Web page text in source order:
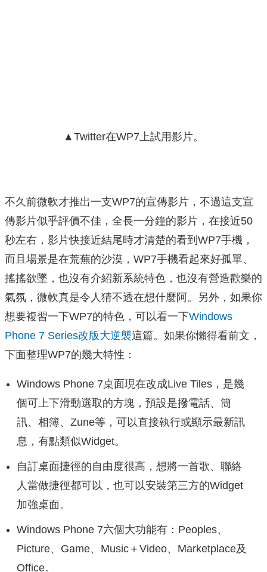
▲Twitter在WP7上試用影片。
不久前微軟才推出一支WP7的宣傳影片，不過這支宣
傳影片似乎評價不佳，全長一分鐘的影片，在接近50
秒左右，影片快接近結尾時才清楚的看到WP7手機，
而且場景是在荒蕪的沙漠，WP7手機看起來好孤單、
搖搖欲墜，也沒有介紹新系統特色，也沒有營造歡樂的
氣氛，微軟真是令人猜不透在想什麼阿。另外，如果你
想要複習一下WP7的特色，可以看一下Windows
Phone 7 Series改版大逆襲這篇。如果你懶得看前文，
下面整理WP7的幾大特性：
Windows Phone 7桌面現在改成Live Tiles，是幾
個可上下滑動選取的方塊，預設是撥電話、簡
訊、相簿、Zune等，可以直接執行或顯示最新訊
息，有點類似Widget。
自訂桌面捷徑的自由度很高，想將一首歌、聯絡
人當做捷徑都可以，也可以安裝第三方的Widget
加強桌面。
Windows Phone 7六個大功能有：Peoples、
Picture、Game、Music＋Video、Marketplace及
Office。